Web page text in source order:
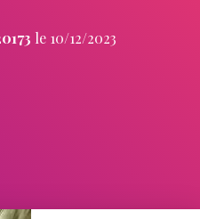
le 10/12/2023